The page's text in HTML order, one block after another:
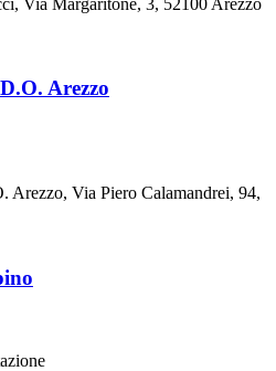
Arezzo
Arezzo, Via Piero Calamandrei, 94,